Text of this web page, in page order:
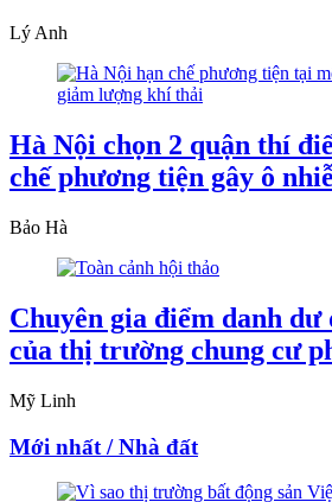
Lý Anh
Hà Nội chọn 2 quận thí
chế phương tiện gây ô
Bảo Hà
Chuyên gia điểm danh
của thị trường chung cư
Mỹ Linh
Mới nhất / Nhà đất